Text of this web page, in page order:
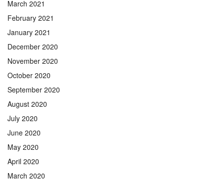
March 2021
February 2021
January 2021
December 2020
November 2020
October 2020
September 2020
August 2020
July 2020
June 2020
May 2020
April 2020
March 2020